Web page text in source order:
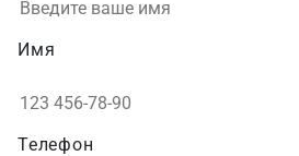
Имя
Телефон